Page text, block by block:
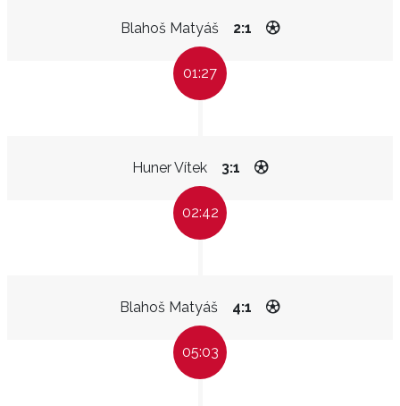
Blahoš Matyáš 2:1
01:27
Huner Vítek 3:1
02:42
Blahoš Matyáš 4:1
05:03